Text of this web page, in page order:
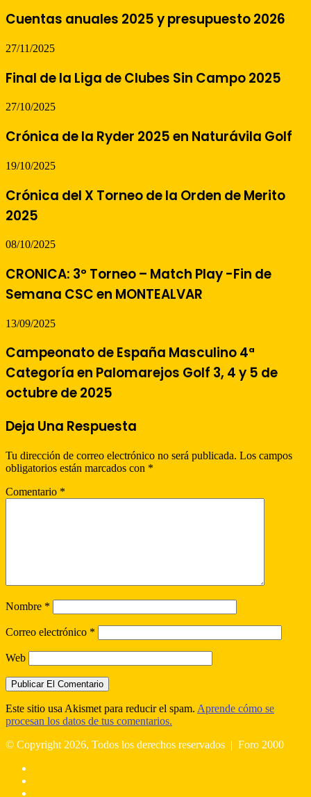
Cuentas anuales 2025 y presupuesto 2026
27/11/2025
Final de la Liga de Clubes Sin Campo 2025
27/10/2025
Crónica de la Ryder 2025 en Naturávila Golf
19/10/2025
Crónica del X Torneo de la Orden de Merito
2025
08/10/2025
CRONICA: 3º Torneo – Match Play -Fin de
Semana CSC en MONTEALVAR
13/09/2025
Campeonato de España Masculino 4ª
Categoría en Palomarejos Golf 3, 4 y 5 de
octubre de 2025
Deja Una Respuesta
Tu dirección de correo electrónico no será publicada. Los campos
obligatorios están marcados con *
Comentario *
Nombre *
Correo electrónico *
Web
Este sitio usa Akismet para reducir el spam. Aprende cómo se
procesan los datos de tus comentarios.
© Copyright 2026, Todos los derechos reservados | Foro 2000